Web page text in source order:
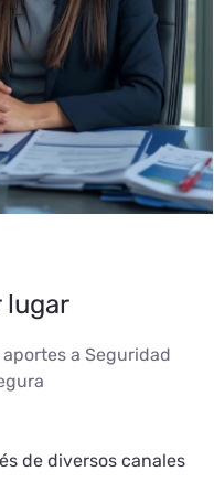
lugar
a Seguridad
de diversos canales